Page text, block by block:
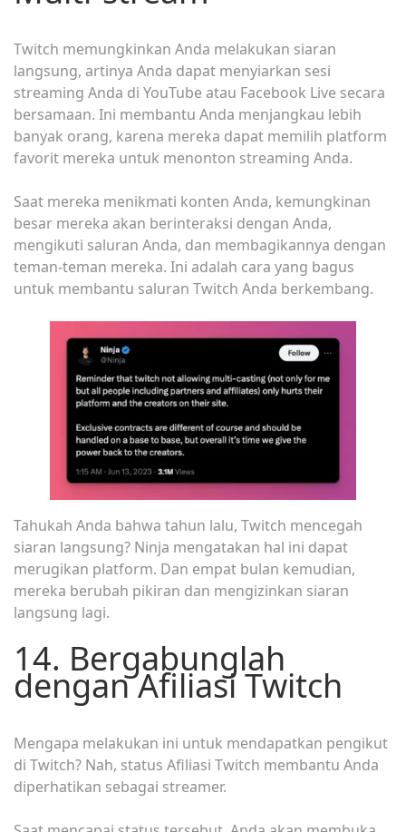
Twitch memungkinkan Anda melakukan siaran
langsung, artinya Anda dapat menyiarkan sesi
streaming Anda di YouTube atau Facebook Live secara
bersamaan. Ini membantu Anda menjangkau lebih
banyak orang, karena mereka dapat memilih platform
favorit mereka untuk menonton streaming Anda.
Saat mereka menikmati konten Anda, kemungkinan
besar mereka akan berinteraksi dengan Anda,
mengikuti saluran Anda, dan membagikannya dengan
teman-teman mereka. Ini adalah cara yang bagus
untuk membantu saluran Twitch Anda berkembang.
Tahukah Anda bahwa tahun lalu, Twitch mencegah
siaran langsung? Ninja mengatakan hal ini dapat
merugikan platform. Dan empat bulan kemudian,
mereka berubah pikiran dan mengizinkan siaran
langsung lagi.
14. Bergabunglah
dengan Afiliasi Twitch
Mengapa melakukan ini untuk mendapatkan pengikut
di Twitch? Nah, status Afiliasi Twitch membantu Anda
diperhatikan sebagai streamer.